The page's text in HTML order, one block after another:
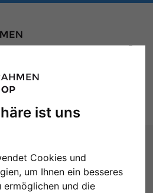
ist uns
Cookies und
um Ihnen ein besseres
ermöglichen und die